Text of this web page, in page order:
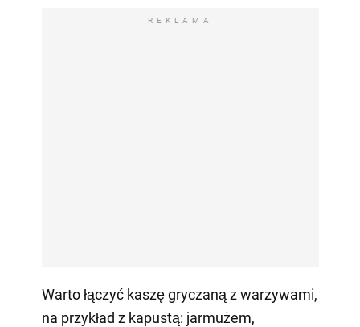
REKLAMA
Warto łączyć kaszę gryczaną z warzywami,
na przykład z kapustą: jarmużem,